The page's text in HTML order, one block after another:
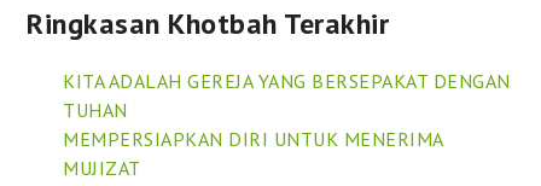
Ringkasan Khotbah Terakhir
KITA ADALAH GEREJA YANG BERSEPAKAT DENGAN
TUHAN
MEMPERSIAPKAN DIRI UNTUK MENERIMA
MUJIZAT